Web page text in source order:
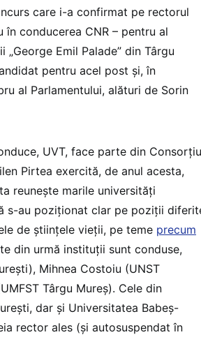
care i-a confirmat pe rectorul
conducerea CNR – pentru al
Emil Palade” din Târgu
pentru acel post și, în
al Parlamentului, alături de Sorin
UVT, face parte din
Pirtea exercită, de anul acesta,
reunește marile universități
s-au poziționat clar pe poziții
de științele vieții, pe teme precum
din urmă instituții sunt conduse,
Mihnea Costoiu (UNST
Târgu Mureș). Cele din
dar și Universitatea Babeș-
rector ales (și autosuspendat în